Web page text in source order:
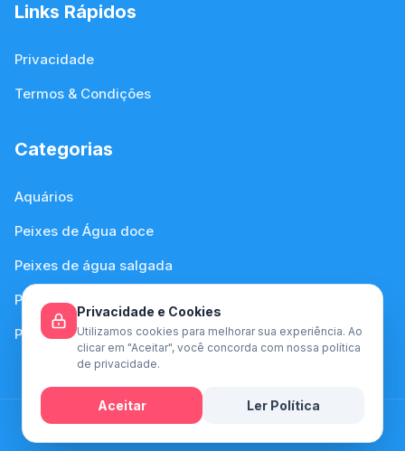
Links Rápidos
Privacidade
Termos & Condições
Categorias
Aquários
Peixes de Água doce
Peixes de água salgada
Plantas de Água Doce
Plantas de Água Salgada
Privacidade e Cookies
Utilizamos cookies para melhorar sua experiência. Ao
clicar em "Aceitar", você concorda com nossa política
de privacidade.
Aceitar
Ler Política